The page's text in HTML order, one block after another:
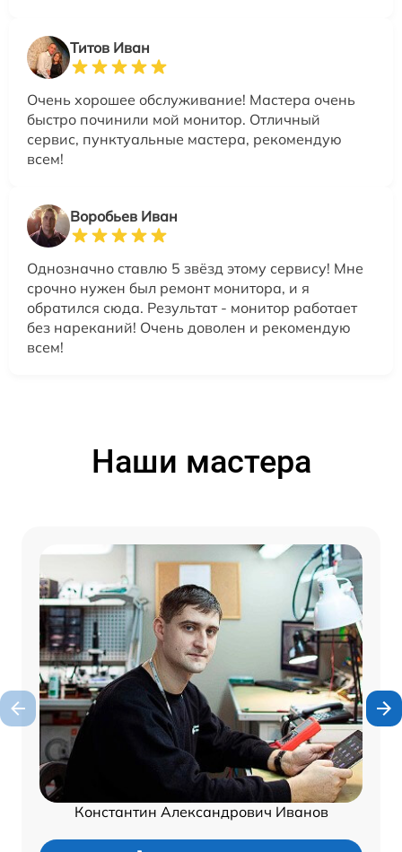
Титов Иван
Очень хорошее обслуживание! Мастера очень
быстро починили мой монитор. Отличный
сервис, пунктуальные мастера, рекомендую
всем!
Воробьев Иван
Однозначно ставлю 5 звёзд этому сервису! Мне
срочно нужен был ремонт монитора, и я
обратился сюда. Результат - монитор работает
без нареканий! Очень доволен и рекомендую
всем!
Наши мастера
Константин Александрович Иванов